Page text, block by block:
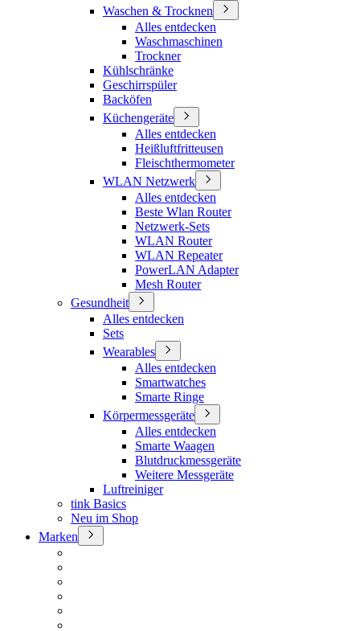
Waschen & Trocknen
Alles entdecken
Waschmaschinen
Trockner
Kühlschränke
Geschirrspüler
Backöfen
Küchengeräte
Alles entdecken
Heißluftfritteusen
Fleischthermometer
WLAN Netzwerk
Alles entdecken
Beste Wlan Router
Netzwerk-Sets
WLAN Router
WLAN Repeater
PowerLAN Adapter
Mesh Router
Gesundheit
Alles entdecken
Sets
Wearables
Alles entdecken
Smartwatches
Smarte Ringe
Körpermessgeräte
Alles entdecken
Smarte Waagen
Blutdruckmessgeräte
Weitere Messgeräte
Luftreiniger
tink Basics
Neu im Shop
Marken